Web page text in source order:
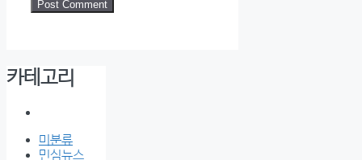
카테고리
미분류
민심뉴스